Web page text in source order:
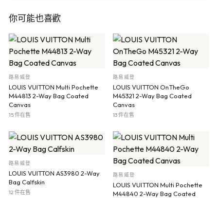
你可能也喜歡
路易威登
LOUIS VUITTON Multi Pochette
M44813 2-Way Bag Coated
Canvas
15 件在售
路易威登
LOUIS VUITTON OnTheGo
M45321 2-Way Bag Coated
Canvas
13 件在售
路易威登
LOUIS VUITTON AS3980 2-Way
Bag Calfskin
12 件在售
路易威登
LOUIS VUITTON Multi Pochette
M44840 2-Way Bag Coated